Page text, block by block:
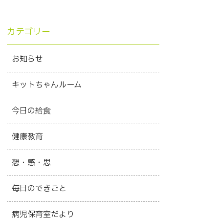
カテゴリー
お知らせ
キットちゃんルーム
今日の給食
健康教育
想・感・思
毎日のできごと
病児保育室だより